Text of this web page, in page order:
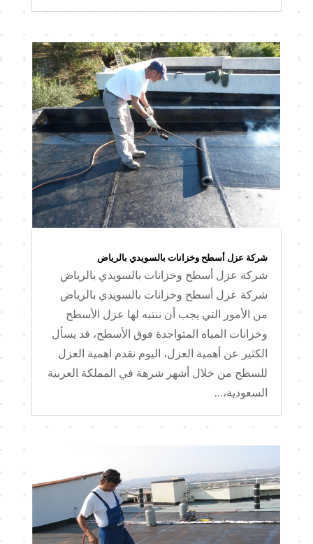
شركة عزل أسطح وخزانات بالسويدي بالرياض
شركة عزل أسطح وخزانات بالسويدي بالرياض
شركة عزل أسطح وخزانات بالسويدي بالرياض
من الأمور التي يجب أن ننتبه لها عزل الأسطح
وخزانات المياه المتواجدة فوق الأسطح، قد يسأل
الكثير عن أهمية العزل، اليوم نقدم اهمية العزل
للسطح من خلال أشهر شرهة في المملكة العربية
السعودية،...